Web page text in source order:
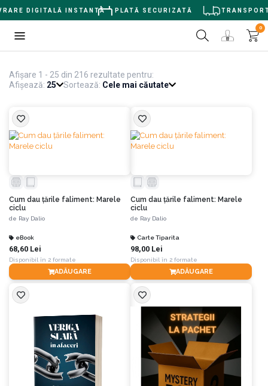
DIGITALĂ INSTANTĂ PLATĂ SECURIZATĂ TRANSPORT
0
Afișare 1 - 25 din 216 rezultate pentru:
Afișează: 25 Sortează: Cele mai căutate
Cum dau țările faliment: Marele
ciclu
de Ray Dalio
eBook
68,60 Lei
Disponibil în 2 formate
ADĂUGARE
Cum dau țările faliment: Marele
ciclu
de Ray Dalio
Carte Tiparita
98,00 Lei
Disponibil în 2 formate
ADĂUGARE